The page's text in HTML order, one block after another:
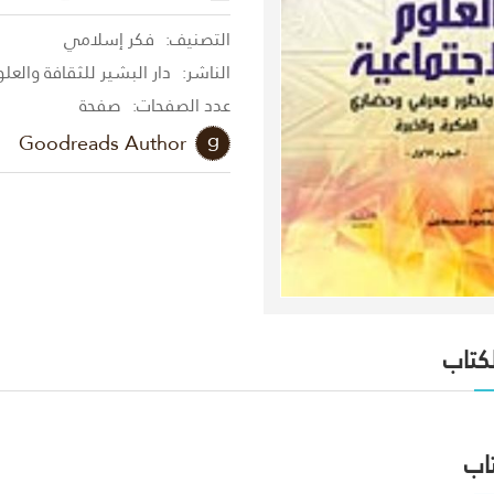
التصنيف: فكر إسلامي
الناشر: دار البشير للثقافة
عدد الصفحات: صفحة
Goodreads Author